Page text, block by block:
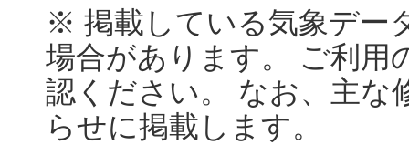
※ 掲載している気象デー
場合があります。 ご利用
認ください。 なお、主な
らせに掲載します。